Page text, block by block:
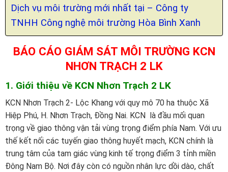
Dịch vụ môi trường mới nhất tại – Công ty
TNHH Công nghệ môi trường Hòa Bình Xanh
BÁO CÁO GIÁM SÁT MÔI TRƯỜNG KCN
NHƠN TRẠCH 2 LK
1. Giới thiệu về KCN Nhơn Trạch 2 LK
KCN Nhơn Trạch 2- Lộc Khang với quy mô 70 ha thuộc Xã
Hiệp Phú, H. Nhơn Trạch, Đồng Nai. KCN là đầu mối quan
trọng về giao thông vận tải vùng trọng điểm phía Nam. Với ưu
thế kết nối các tuyến giao thông huyết mạch, KCN chính là
trung tâm của tam giác vùng kinh tế trọng điểm 3 tỉnh miền
Đông Nam Bộ. Nơi đây còn có nguồn nhân lực dồi dào, chất